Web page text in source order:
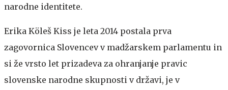
narodne identitete.
Erika Köleš Kiss je leta 2014 postala prva
zagovornica Slovencev v madžarskem parlamentu in
si že vrsto let prizadeva za ohranjanje pravic
slovenske narodne skupnosti v državi, je v